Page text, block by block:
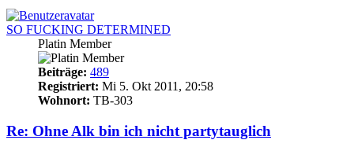
SO FUCKING DETERMINED
Platin Member
Beiträge: 489
Registriert: Mi 5. Okt 2011, 20:58
Wohnort: TB-303
Re: Ohne Alk bin ich nicht partytauglich